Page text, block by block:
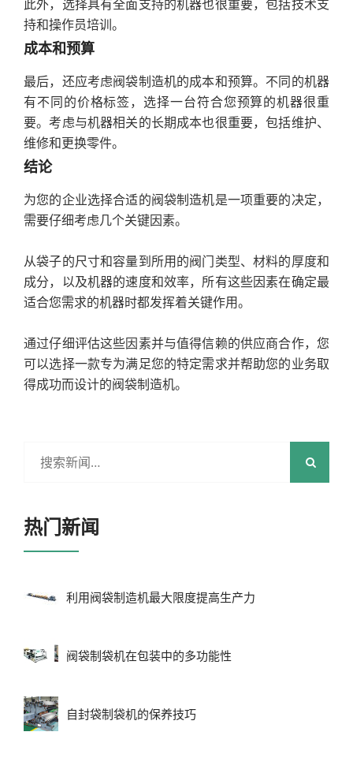
此外，选择具有全面支持的机器也很重要，包括技术支
持和操作员培训。
成本和预算
最后，还应考虑阀袋制造机的成本和预算。不同的机器
有不同的价格标签，选择一台符合您预算的机器很重
要。考虑与机器相关的长期成本也很重要，包括维护、
维修和更换零件。
结论
为您的企业选择合适的阀袋制造机是一项重要的决定，
需要仔细考虑几个关键因素。
从袋子的尺寸和容量到所用的阀门类型、材料的厚度和
成分，以及机器的速度和效率，所有这些因素在确定最
适合您需求的机器时都发挥着关键作用。
通过仔细评估这些因素并与值得信赖的供应商合作，您
可以选择一款专为满足您的特定需求并帮助您的业务取
得成功而设计的阀袋制造机。
热门新闻
利用阀袋制造机最大限度提高生产力
阀袋制袋机在包装中的多功能性
自封袋制袋机的保养技巧